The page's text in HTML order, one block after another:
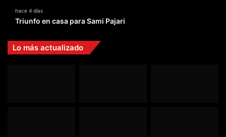
hace 4 días
Triunfo en casa para Sami Pajari
Lo más actualizado